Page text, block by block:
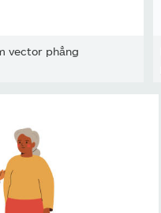
vector phẳng